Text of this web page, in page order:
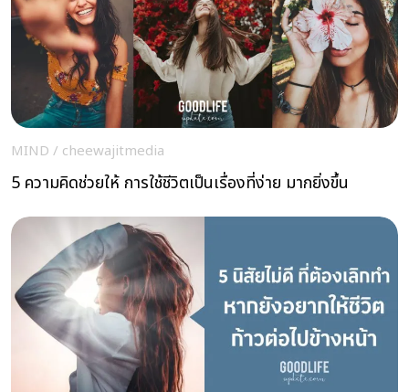
MIND / cheewajitmedia
5 ความคิดช่วยให้ การใช้ชีวิตเป็นเรื่องที่ง่าย มากยิ่งขึ้น